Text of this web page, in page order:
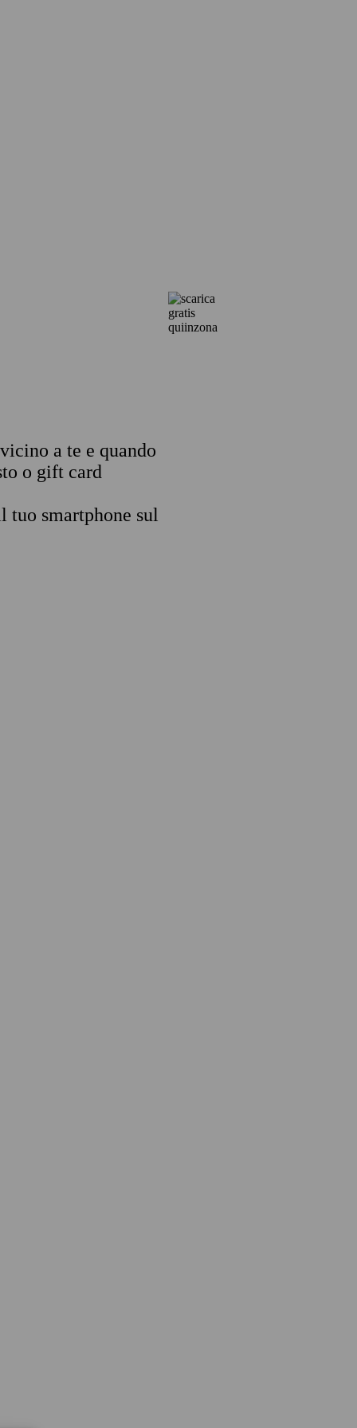
a te e quando
o gift card
tuo smartphone sul